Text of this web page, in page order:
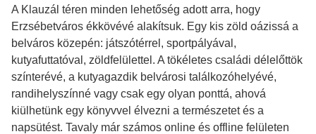
A Klauzál téren minden lehetőség adott arra, hogy
Erzsébetváros ékkövévé alakítsuk. Egy kis zöld oázissá a
belváros közepén: játszótérrel, sportpályával,
kutyafuttatóval, zöldfelülettel. A tökéletes családi délelőttök
színterévé, a kutyagazdik belvárosi találkozóhelyévé,
randihelyszínné vagy csak egy olyan ponttá, ahová
kiülhetünk egy könyvvel élvezni a természetet és a
napsütést. Tavaly már számos online és offline felületen